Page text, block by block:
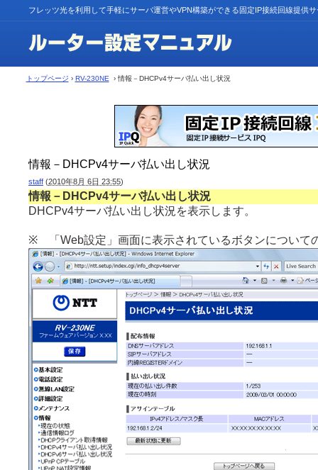
フレッツ光を利用して手軽にサーバ運営やVPN構築ができる固定IP接続回線提供
トップページ › RV-230NE › 情報－DHCPv4サーバ払い出し状況
情報－DHCPv4サーバ払い出し状況
staff (2010年8月 6日 23:55)
情報－DHCPv4サーバ払い出し状況
DHCPv4サーバ払い出し状況を表示します。
※ 「Web設定」画面に表示されているボタンについて